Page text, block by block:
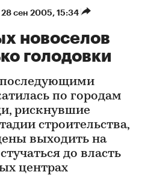
28 сен 2005, 15:34
новоселов
голодовки
последующими
по городам
рискнувшие
строительства,
выходить на
до власть
центрах